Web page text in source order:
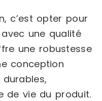
c’est opter pour
une qualité
une robustesse
conception
de vie du produit.